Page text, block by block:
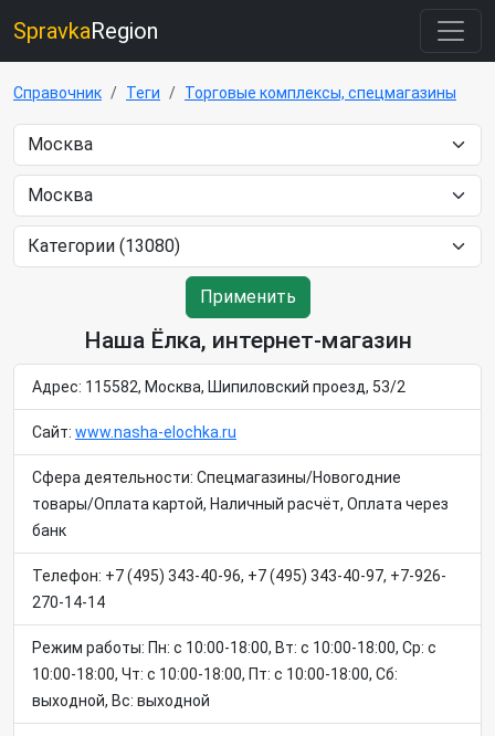
SpravkaRegion
Справочник Теги Торговые комплексы, спецмагазины
Применить
Наша Ёлка, интернет-магазин
Адрес: 115582, Москва, Шипиловский проезд, 53/2
Сайт: www.nasha-elochka.ru
Сфера деятельности: Спецмагазины/Новогодние
товары/Оплата картой, Наличный расчёт, Оплата через
банк
Телефон: +7 (495) 343-40-96, +7 (495) 343-40-97, +7-926-
270-14-14
Режим работы: Пн: c 10:00-18:00, Вт: c 10:00-18:00, Ср: c
10:00-18:00, Чт: c 10:00-18:00, Пт: c 10:00-18:00, Сб:
выходной, Вс: выходной